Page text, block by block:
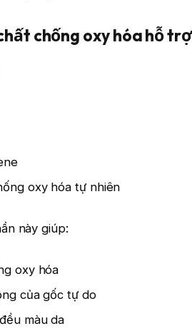
chống oxy hóa hỗ
oxy hóa tự nhiên
này giúp:
oxy hóa
của gốc tự do
màu da